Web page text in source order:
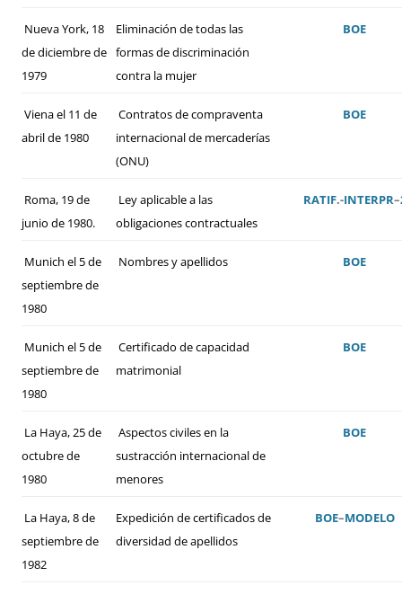
Nueva York, 18
de diciembre de
1979
Eliminación de todas las
formas de discriminación
contra la mujer
BOE
Viena el 11 de
abril de 1980
Contratos de compraventa
internacional de mercaderías
(ONU)
BOE
Roma, 19 de
junio de 1980.
Ley aplicable a las
obligaciones contractuales
RATIF.-INTERPR–
Munich el 5 de
septiembre de
1980
Nombres y apellidos BOE
Munich el 5 de
septiembre de
1980
Certificado de capacidad
matrimonial
BOE
La Haya, 25 de
octubre de
1980
Aspectos civiles en la
sustracción internacional de
menores
BOE
La Haya, 8 de
septiembre de
1982
Expedición de certificados de
diversidad de apellidos
BOE–MODELO